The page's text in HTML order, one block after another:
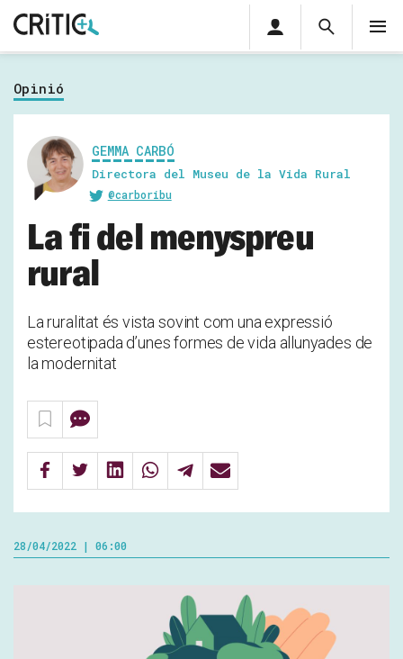
Cerca
Cerca
privada
Inicia sessió
Opinió
GEMMA CARBÓ
Directora del Museu de la Vida Rural
@carboribu
La fi del menyspreu
rural
La ruralitat és vista sovint com una expressió
estereotipada d’unes formes de vida allunyades de
la modernitat
28/04/2022 | 06:00